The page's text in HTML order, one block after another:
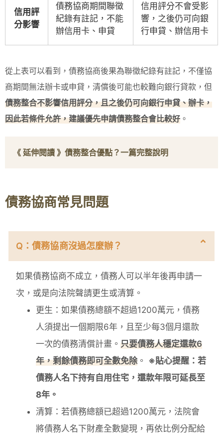
信用評
分影響
債務協商期間聯徵
紀錄有註記，不能
辦信用卡、申貸
信用評分不會受影
響，之後仍可向銀
行申貸、辦信用卡
從上表可以看到，債務協商後果為聯徵紀錄有註記，不僅協
商期間無法辦卡或申貸，清償後可能也較難向銀行貸款，但
債務整合不影響信用評分，且之後仍可向銀行申貸、辦卡，
因此若條件允許，建議優先申請債務整合會比較好 。
《 延伸閱讀 》 債務整合優點？一篇完整說明
債務協商常見問題
Q：債務協商沒過怎麼辦？
如果債務協商不成立，債務人可以半年後再申請一
次，或是向法院聲請更生或清算。
更生：如果債務總額不超過1200萬元，債務
人須提出一個期限6年，且至少每3個月還款
一次的債務清償計畫。 只要債務人穩定還款6
年，剩餘債務即可全數免除。 ※貼心提醒：若
債務人名下持有自用住宅，還款年限可延長至
8年。
清算：若債務總額已超過1200萬元，法院會
將債務人名下財產全數變現，再依比例分配給